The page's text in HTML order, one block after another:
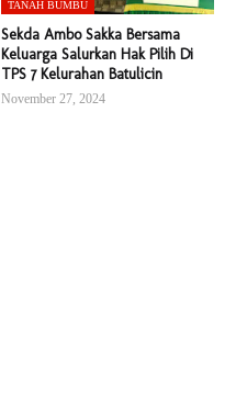
TANAH BUMBU
Sekda Ambo Sakka Bersama
Keluarga Salurkan Hak Pilih Di
TPS 7 Kelurahan Batulicin
November 27, 2024